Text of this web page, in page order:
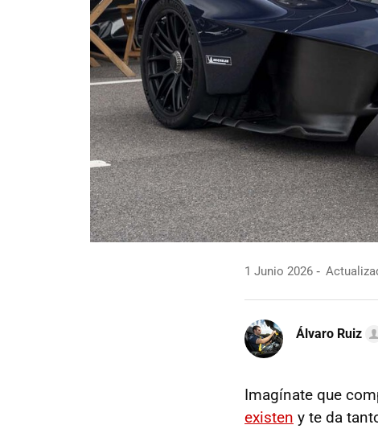
1 Junio 2026
Álvaro Ruiz
Imagínate que
existen y te da